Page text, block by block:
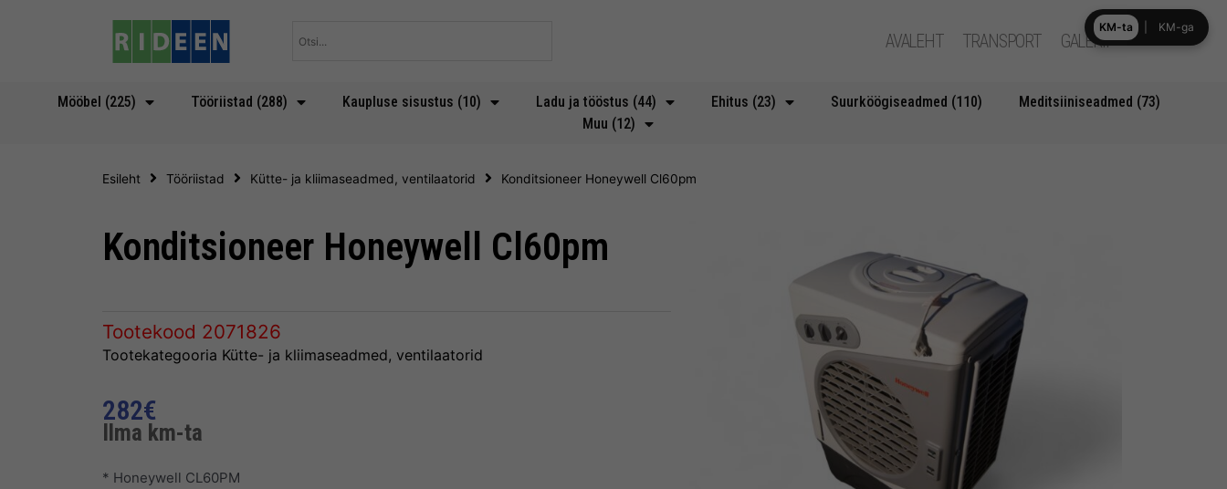
AVALEHT TRANSPORT GALERII
Mööbel (225) Tööriistad (288) Kaupluse sisustus (10) Ladu ja tööstus (44) Ehitus (23) Suurköögiseadmed (110)
Meditsiiniseadmed (73)
Muu (12)
Esileht Tööriistad Kütte- ja kliimaseadmed, ventilaatorid Konditsioneer Honeywell Cl60pm
Konditsioneer Honeywell Cl60pm
Tootekood 2071826
Tootekategooria Kütte- ja kliimaseadmed, ventilaatorid
282€
Ilma km-ta
* Honeywell CL60PM
KM-ta KM-ga